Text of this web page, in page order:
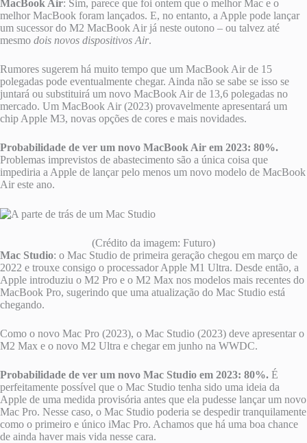
MacBook Air: Sim, parece que foi ontem que o melhor Mac e o
melhor MacBook foram lançados. E, no entanto, a Apple pode lançar
um sucessor do M2 MacBook Air já neste outono – ou talvez até
mesmo dois novos dispositivos Air.
Rumores sugerem há muito tempo que um MacBook Air de 15
polegadas pode eventualmente chegar. Ainda não se sabe se isso se
juntará ou substituirá um novo MacBook Air de 13,6 polegadas no
mercado. Um MacBook Air (2023) provavelmente apresentará um
chip Apple M3, novas opções de cores e mais novidades.
Probabilidade de ver um novo MacBook Air em 2023: 80%.
Problemas imprevistos de abastecimento são a única coisa que
impediria a Apple de lançar pelo menos um novo modelo de MacBook
Air este ano.
(Crédito da imagem: Futuro)
Mac Studio: o Mac Studio de primeira geração chegou em março de
2022 e trouxe consigo o processador Apple M1 Ultra. Desde então, a
Apple introduziu o M2 Pro e o M2 Max nos modelos mais recentes do
MacBook Pro, sugerindo que uma atualização do Mac Studio está
chegando.
Como o novo Mac Pro (2023), o Mac Studio (2023) deve apresentar o
M2 Max e o novo M2 Ultra e chegar em junho na WWDC.
Probabilidade de ver um novo Mac Studio em 2023: 80%. É
perfeitamente possível que o Mac Studio tenha sido uma ideia da
Apple de uma medida provisória antes que ela pudesse lançar um novo
Mac Pro. Nesse caso, o Mac Studio poderia se despedir tranquilamente
como o primeiro e único iMac Pro. Achamos que há uma boa chance
de ainda haver mais vida nesse cara.